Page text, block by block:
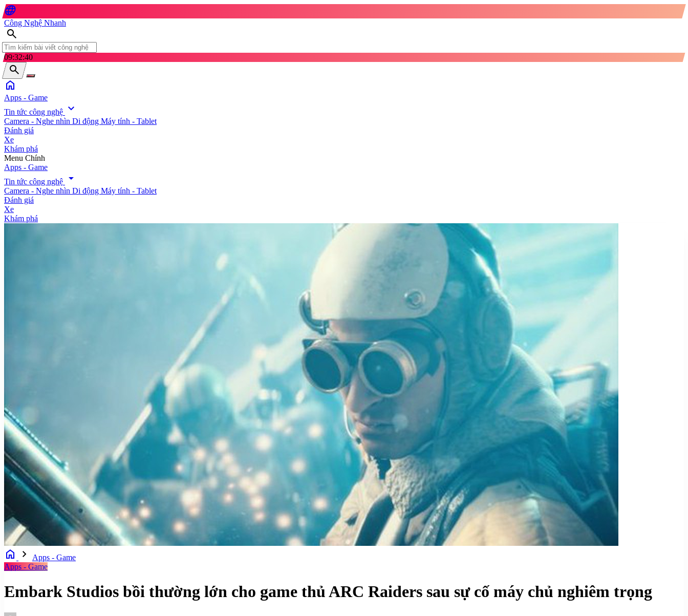
language
Công Nghệ Nhanh
search
09:32:42
search
home
Apps - Game
Tin tức công nghệ expand_more
Camera - Nghe nhìn Di động Máy tính - Tablet
Đánh giá
Xe
Khám phá
search
Menu Chính
Apps - Game
Tin tức công nghệ
arrow_drop_down
Camera - Nghe nhìn Di động Máy tính - Tablet
Đánh giá
Xe
Khám phá
home chevron_right
Apps - Game
Apps - Game
Embark Studios bồi thường lớn cho game thủ ARC Raiders sau sự cố máy chủ nghiêm trọng